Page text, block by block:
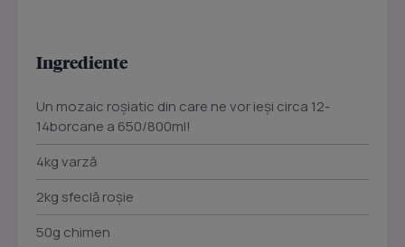
Ingrediente
Un mozaic roșiatic din care ne vor ieși circa 12-
14borcane a 650/800ml!
4kg varză
2kg sfeclă roșie
50g chimen